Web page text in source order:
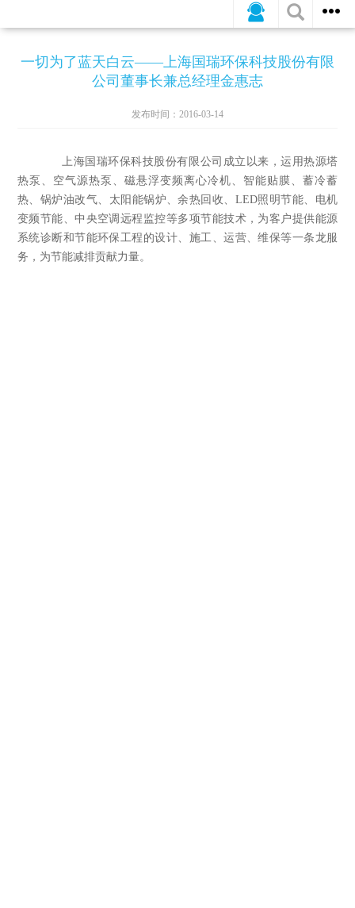
媒体报道
一切为了蓝天白云——上海国瑞环保科技股份有限
公司董事长兼总经理金惠志
发布时间：2016-03-14
上海国瑞环保科技股份有限公司成立以来，运用热源塔
热泵、空气源热泵、磁悬浮变频离心冷机、智能贴膜、蓄冷蓄
热、锅炉油改气、太阳能锅炉、余热回收、 LED照明节能、电机
变频节能、中央空调远程监控等多项节能技术，为客户提供能源
系统诊断和节能环保工程的设计、施工、运营、维保等一条龙服
务，为节能减排贡献力量。